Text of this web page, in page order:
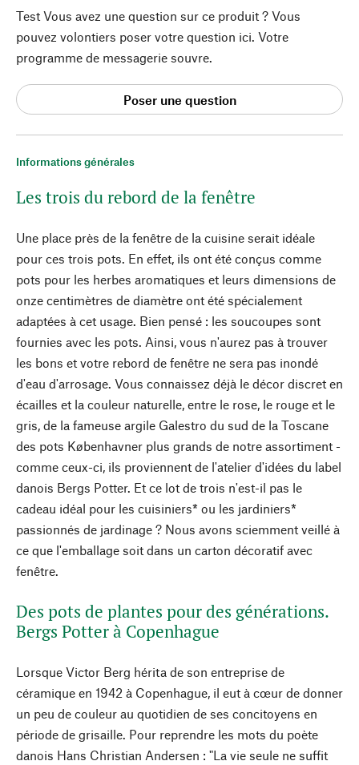
Informations générales
Les trois du rebord de la fenêtre
Une place près de la fenêtre de la cuisine serait idéale
pour ces trois pots. En effet, ils ont été conçus comme
pots pour les herbes aromatiques et leurs dimensions de
onze centimètres de diamètre ont été spécialement
adaptées à cet usage. Bien pensé : les soucoupes sont
fournies avec les pots. Ainsi, vous n'aurez pas à trouver
les bons et votre rebord de fenêtre ne sera pas inondé
d'eau d'arrosage. Vous connaissez déjà le décor discret en
écailles et la couleur naturelle, entre le rose, le rouge et le
gris, de la fameuse argile Galestro du sud de la Toscane
des pots Københavner plus grands de notre assortiment -
comme ceux-ci, ils proviennent de l'atelier d'idées du label
danois Bergs Potter. Et ce lot de trois n'est-il pas le
cadeau idéal pour les cuisiniers* ou les jardiniers*
passionnés de jardinage ? Nous avons sciemment veillé à
ce que l'emballage soit dans un carton décoratif avec
fenêtre.
Des pots de plantes pour des générations.
Bergs Potter à Copenhague
Lorsque Victor Berg hérita de son entreprise de
céramique en 1942 à Copenhague, il eut à cœur de donner
un peu de couleur au quotidien de ses concitoyens en
période de grisaille. Pour reprendre les mots du poète
danois Hans Christian Andersen : "La vie seule ne suffit
Test Vous avez une question sur ce produit ? Vous
pouvez volontiers poser votre question ici. Votre
programme de messagerie souvre.
Poser une question